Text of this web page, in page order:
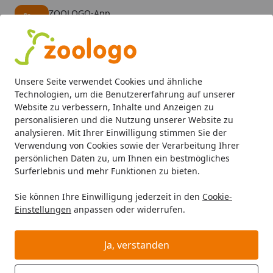
Unsere Seite verwendet Cookies und ähnliche
Technologien, um die Benutzererfahrung auf unserer
Website zu verbessern, Inhalte und Anzeigen zu
personalisieren und die Nutzung unserer Website zu
analysieren. Mit Ihrer Einwilligung stimmen Sie der
Verwendung von Cookies sowie der Verarbeitung Ihrer
persönlichen Daten zu, um Ihnen ein bestmögliches
Surferlebnis und mehr Funktionen zu bieten.
Sie können Ihre Einwilligung jederzeit in den Cookie-
Einstellungen anpassen oder widerrufen.
Ja, verstanden
ZOOLOGO-App
Alle Produkte
Mein Konto
Suchen
Startseite
Katze Katzenfutter Trockenfutter HAPPY CAT
HAPPY CAT Supreme Culinary Adult
Atlantik-Lachs Katzentrockenfutter